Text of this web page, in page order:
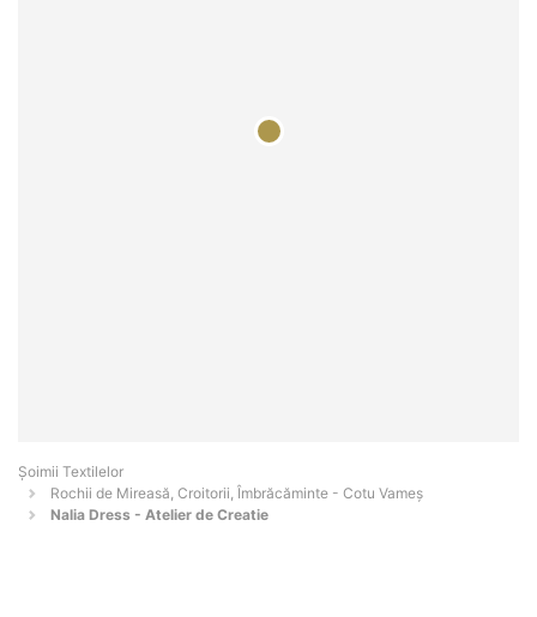
Șoimii Textilelor
Rochii de Mireasă, Croitorii, Îmbrăcăminte - Cotu Vameş
Nalia Dress - Atelier de Creatie